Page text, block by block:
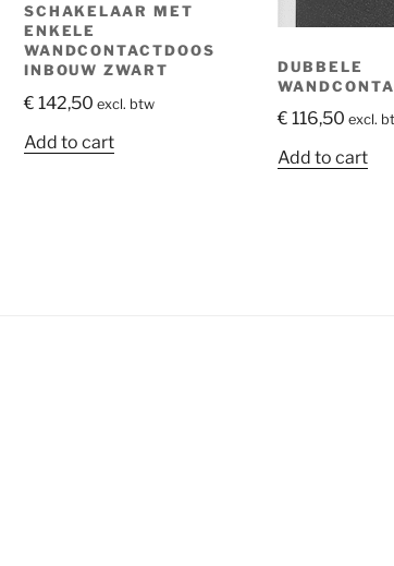
SCHAKELAAR MET
ENKELE
WANDCONTACTDOOS
INBOUW ZWART
€ 142,50 excl. btw
Add to cart
DUBBELE
€ 116,50 excl.
Add to cart